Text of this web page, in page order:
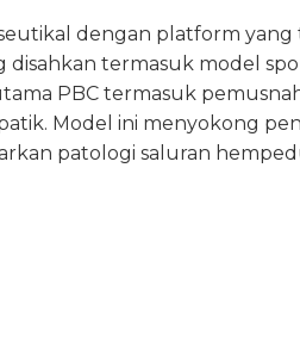
dengan platform
disahkan termasuk model
PBC termasuk
Model ini menyokong
patologi saluran